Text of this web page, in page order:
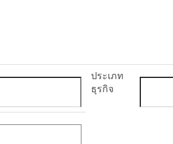
ประเภท
ธุรกิจ